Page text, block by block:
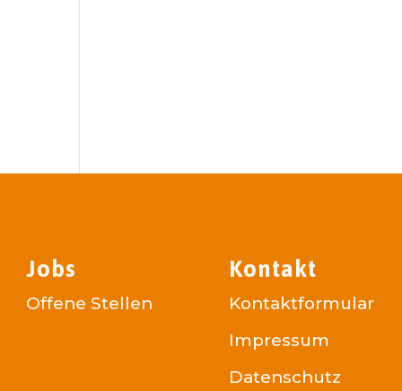
Jobs Kontakt
Offene Stellen
Kontaktformular
Impressum
Datenschutz